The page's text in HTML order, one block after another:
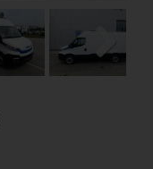
Next